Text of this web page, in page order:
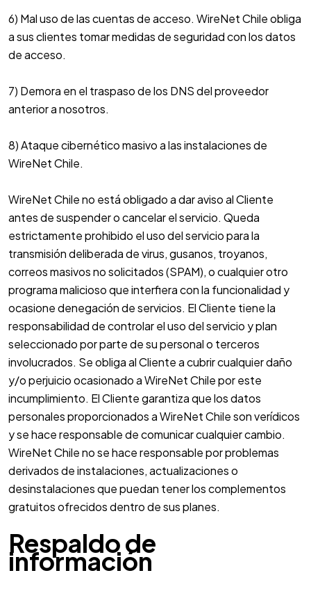
6) Mal uso de las cuentas de acceso. WireNet Chile obliga
a sus clientes tomar medidas de seguridad con los datos
de acceso.
7) Demora en el traspaso de los DNS del proveedor
anterior a nosotros.
8) Ataque cibernético masivo a las instalaciones de
WireNet Chile.
WireNet Chile no está obligado a dar aviso al Cliente
antes de suspender o cancelar el servicio. Queda
estrictamente prohibido el uso del servicio para la
transmisión deliberada de virus, gusanos, troyanos,
correos masivos no solicitados (SPAM), o cualquier otro
programa malicioso que interfiera con la funcionalidad y
ocasione denegación de servicios. El Cliente tiene la
responsabilidad de controlar el uso del servicio y plan
seleccionado por parte de su personal o terceros
involucrados. Se obliga al Cliente a cubrir cualquier daño
y/o perjuicio ocasionado a WireNet Chile por este
incumplimiento. El Cliente garantiza que los datos
personales proporcionados a WireNet Chile son verídicos
y se hace responsable de comunicar cualquier cambio.
WireNet Chile no se hace responsable por problemas
derivados de instalaciones, actualizaciones o
desinstalaciones que puedan tener los complementos
gratuitos ofrecidos dentro de sus planes.
Respaldo de
información